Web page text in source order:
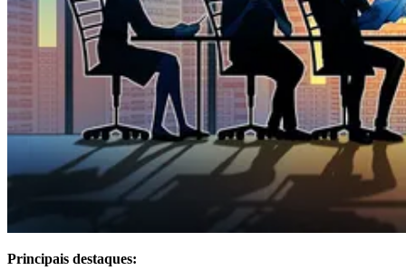
Principais destaques: